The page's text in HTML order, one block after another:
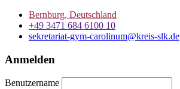
Bernburg, Deutschland
+49 3471 684 6100 10
sekretariat-gym-carolinum@kreis-slk.de
Anmelden
Benutzername